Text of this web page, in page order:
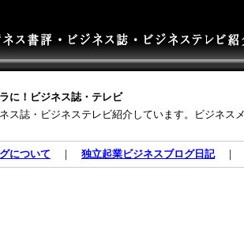
に！ビジネス誌・テレビ
ス誌・ビジネステレビ紹介しています。ビジネス
について ｜ 独立起業ビジネスブログ日記